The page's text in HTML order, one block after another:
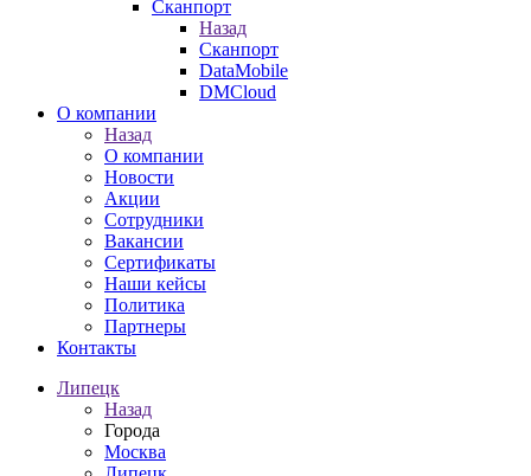
Сканпорт
Назад
Сканпорт
DataMobile
DMCloud
О компании
Назад
О компании
Новости
Акции
Сотрудники
Вакансии
Сертификаты
Наши кейсы
Политика
Партнеры
Контакты
Липецк
Назад
Города
Москва